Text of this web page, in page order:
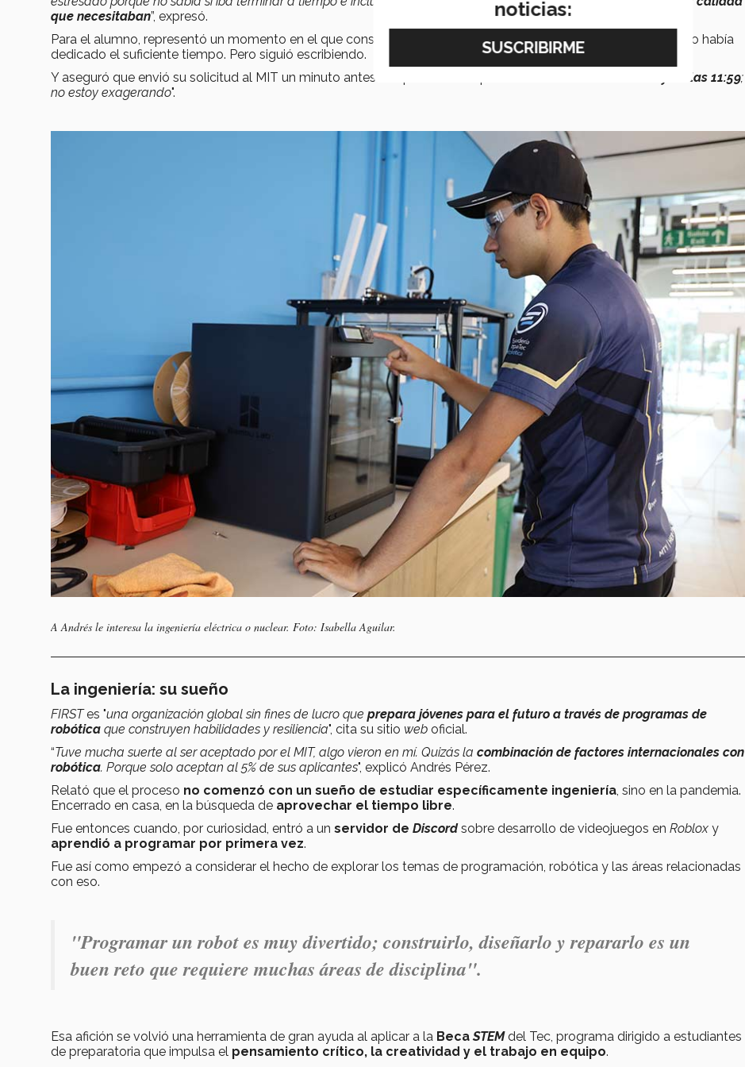
que necesitaban”, expresó.
Para el alumno, representó un momento en el que consideró rendirse, pensó que era demasiado tarde y que no había
dedicado el suficiente tiempo. Pero siguió escribiendo.
Y aseguró que envió su solicitud al MIT un minuto antes de que cerrara el portal. “
Terminé mi último ensayo a las 11:59;
no estoy exagerando".
A Andrés le interesa la ingeniería eléctrica o nuclear. Foto: Isabella Aguilar.
La ingeniería: su sueño
FIRSTes "una organización global sin fines de lucro que prepara jóvenes para el futuro a través de programas de
robótica que construyen habilidades y resiliencia", cita su sitio web oficial.
“Tuve mucha suerte al ser aceptado por el MIT, algo vieron en mí. Quizás la combinación de factores internacionales con
robótica. Porque solo aceptan al 5% de sus aplicantes", explicó Andrés Pérez.
Relató que el proceso no comenzó con un sueño de estudiar específicamente ingeniería, sino en la pandemia.
Encerrado en casa, en la búsqueda de aprovechar el tiempo libre.
Fue entonces cuando, por curiosidad, entró a un servidor de Discordsobre desarrollo de videojuegos en Roblox y
aprendió a programar por primera vez.
Fue así como empezó a considerar el hecho de explorar los temas de programación, robótica y las áreas relacionadas
con eso.
"Programar un robot es muy divertido; construirlo, diseñarlo y repararlo es un
buen reto que requiere muchas áreas de disciplina".
Esa afición se volvió una herramienta de gran ayuda al aplicar a la BecaSTEM del Tec, programa dirigido a estudiantes
de preparatoria que impulsa el pensamiento crítico, la creatividad y el trabajo en equipo.
noticias: